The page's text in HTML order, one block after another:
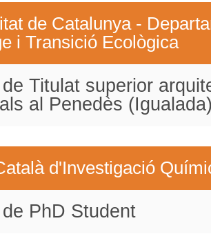
de Catalunya -
i Transició Ecològica
Titulat superior
al Penedès
d'Investigació
PhD Student